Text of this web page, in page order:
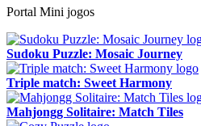
Portal Mini jogos
Sudoku Puzzle: Mosaic Journey
Triple match: Sweet Harmony
Mahjongg Solitaire: Match Tiles